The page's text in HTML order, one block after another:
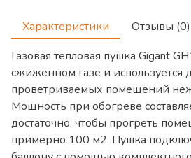
Характеристики Отзывы (0)
Газовая тепловая пушка Gigant
сжиженном газе и используется
проветриваемых помещений
Мощность при обогреве
достаточно, чтобы прогреть
примерно 100 м2. Пушка